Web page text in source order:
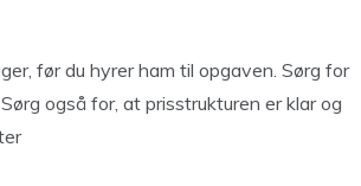
før du hyrer ham til opgaven. Sørg for
også for, at prisstrukturen er klar og